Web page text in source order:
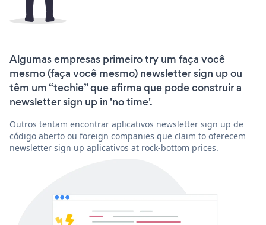
Algumas empresas primeiro try um faça você
mesmo (faça você mesmo) newsletter sign up ou
têm um “techie” que afirma que pode construir a
newsletter sign up in 'no time'.
Outros tentam encontrar aplicativos newsletter sign up de
código aberto ou foreign companies que claim to oferecem
newsletter sign up aplicativos at rock-bottom prices.